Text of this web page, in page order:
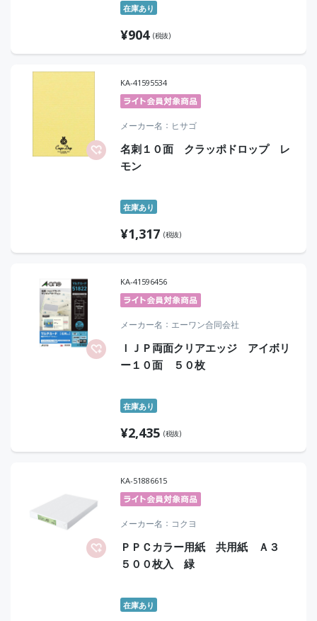
在庫あり
¥904 (税抜)
KA-41595534
メーカー名 ヒサゴ
名刺１０面 クラッポドロップ レ
モン
在庫あり
¥1,317 (税抜)
KA-41596456
メーカー名 エーワン合同会社
ＩＪＰ両面クリアエッジ アイボリ
ー１０面 ５０枚
在庫あり
¥2,435 (税抜)
KA-51886615
メーカー名 コクヨ
ＰＰＣカラー用紙 共用紙 Ａ３
５００枚入 緑
在庫あり